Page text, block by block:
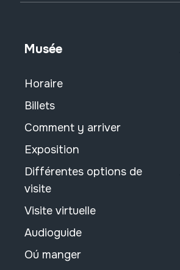
Musée
Horaire
Billets
Comment y arriver
Exposition
Différentes options de
visite
Visite virtuelle
Audioguide
Oú manger